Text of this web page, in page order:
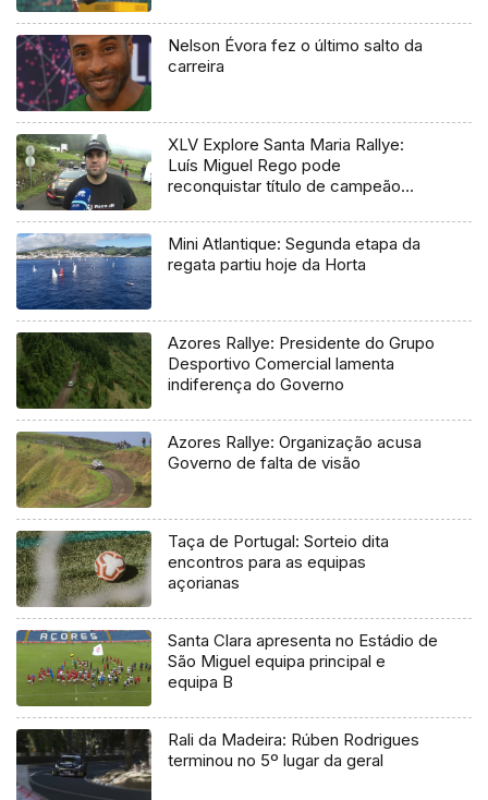
Nelson Évora fez o último salto da
carreira
XLV Explore Santa Maria Rallye:
Luís Miguel Rego pode
reconquistar título de campeão
Mini Atlantique: Segunda etapa da
regata partiu hoje da Horta
Azores Rallye: Presidente do Grupo
Desportivo Comercial lamenta
indiferença do Governo
Azores Rallye: Organização acusa
Governo de falta de visão
Taça de Portugal: Sorteio dita
encontros para as equipas
açorianas
Santa Clara apresenta no Estádio de
São Miguel equipa principal e
equipa B
Rali da Madeira: Rúben Rodrigues
terminou no 5º lugar da geral